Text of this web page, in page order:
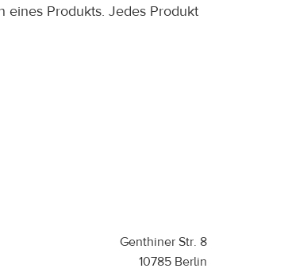
eines Produkts. Jedes Produkt
Genthiner Str. 8
10785 Berlin